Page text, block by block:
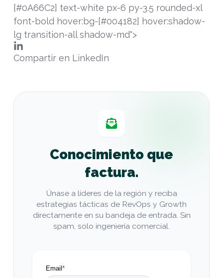
[#0A66C2] text-white px-6 py-3.5 rounded-xl
font-bold hover:bg-[#004182] hover:shadow-
lg transition-all shadow-md">
Compartir en LinkedIn
Conocimiento que
factura.
Únase a líderes de la región y reciba
estrategias tácticas de RevOps y Growth
directamente en su bandeja de entrada. Sin
spam, solo ingeniería comercial.